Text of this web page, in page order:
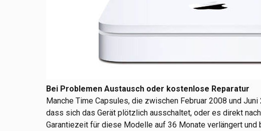
Bei Problemen Austausch oder kostenlose Reparatur
Manche Time Capsules, die zwischen Februar 2008 und
dass sich das Gerät plötzlich ausschaltet, oder es direkt
Garantiezeit für diese Modelle auf 36 Monate verlängert